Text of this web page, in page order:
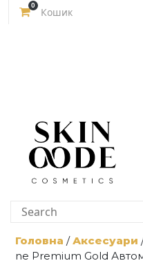
Skip
0
Кошик
Головна /Аксесуари
ne Premium Gold